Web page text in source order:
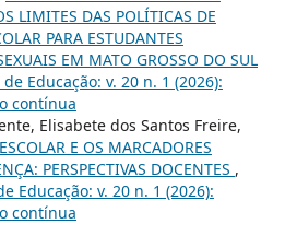
LIMITES DAS POLÍTICAS DE
PARA ESTUDANTES
EM MATO GROSSO DO SUL
Educação: v. 20 n. 1 (2026):
contínua
Elisabete dos Santos Freire,
E OS MARCADORES
PERSPECTIVAS DOCENTES ,
Educação: v. 20 n. 1 (2026):
contínua